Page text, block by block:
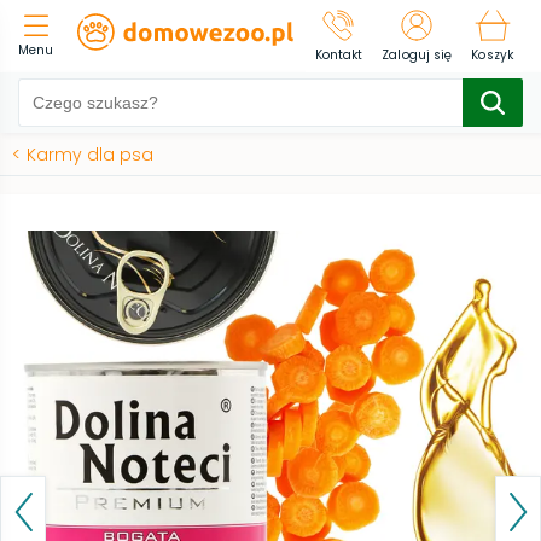
Menu Kontakt Zaloguj się Koszyk
< Karmy dla psa